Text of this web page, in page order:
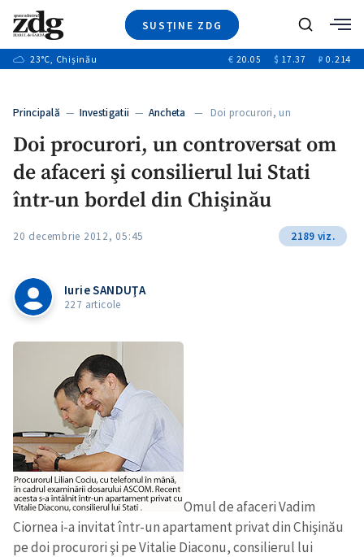
SUSȚINE ZDG
Ştiri
+6
Special
+1
Blog
+2
Caută
23°C, Chișinău € 20.05 $ 17.37 ₽ 0.214
Principală — Investigatii — Ancheta
— Doi procurori, un
Doi procurori, un controversat om
de afaceri şi consilierul lui Stati
într-un bordel din Chişinău
20 decembrie 2012, 05:45 2189 viz.
Iurie SANDUŢA
227 articole
Omul de afaceri Vadim
Ciornea i-a invitat într-un apartament privat din Chişinău
pe doi procurori şi pe Vitalie Diaconu, consilierul lui